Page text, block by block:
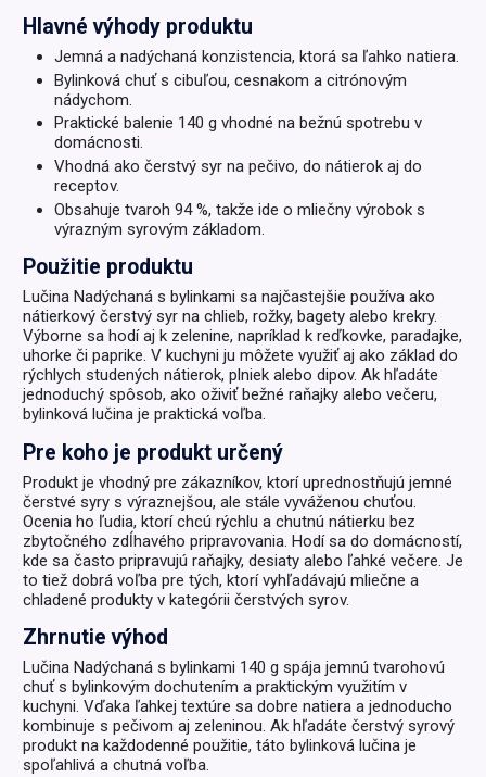
Hlavné výhody produktu
Jemná a nadýchaná konzistencia, ktorá sa ľahko natiera.
Bylinková chuť s cibuľou, cesnakom a citrónovým
nádychom.
Praktické balenie 140 g vhodné na bežnú spotrebu v
domácnosti.
Vhodná ako čerstvý syr na pečivo, do nátierok aj do
receptov.
Obsahuje tvaroh 94 %, takže ide o mliečny výrobok s
výrazným syrovým základom.
Použitie produktu
Lučina Nadýchaná s bylinkami sa najčastejšie používa ako
nátierkový čerstvý syr na chlieb, rožky, bagety alebo krekry.
Výborne sa hodí aj k zelenine, napríklad k reďkovke, paradajke,
uhorke či paprike. V kuchyni ju môžete využiť aj ako základ do
rýchlych studených nátierok, plniek alebo dipov. Ak hľadáte
jednoduchý spôsob, ako oživiť bežné raňajky alebo večeru,
bylinková lučina je praktická voľba.
Pre koho je produkt určený
Produkt je vhodný pre zákazníkov, ktorí uprednostňujú jemné
čerstvé syry s výraznejšou, ale stále vyváženou chuťou.
Ocenia ho ľudia, ktorí chcú rýchlu a chutnú nátierku bez
zbytočného zdĺhavého pripravovania. Hodí sa do domácností,
kde sa často pripravujú raňajky, desiaty alebo ľahké večere. Je
to tiež dobrá voľba pre tých, ktorí vyhľadávajú mliečne a
chladené produkty v kategórii čerstvých syrov.
Zhrnutie výhod
Lučina Nadýchaná s bylinkami 140 g spája jemnú tvarohovú
chuť s bylinkovým dochutením a praktickým využitím v
kuchyni. Vďaka ľahkej textúre sa dobre natiera a jednoducho
kombinuje s pečivom aj zeleninou. Ak hľadáte čerstvý syrový
produkt na každodenné použitie, táto bylinková lučina je
spoľahlivá a chutná voľba.